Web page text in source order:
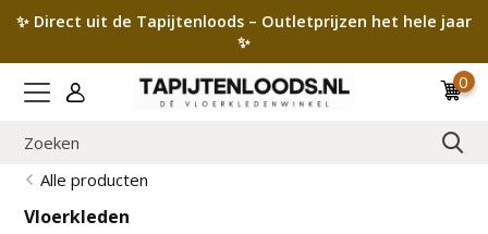
✨ Direct uit de Tapijtenloods – Outletprijzen het hele jaar
✨
0
Alle producten
Vloerkleden